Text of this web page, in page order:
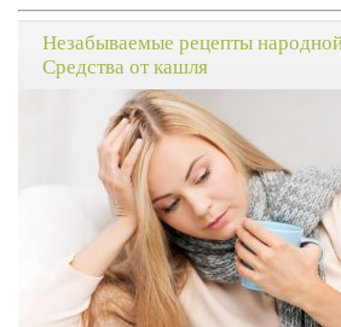
Незабываемые рецепты
Средства от кашля